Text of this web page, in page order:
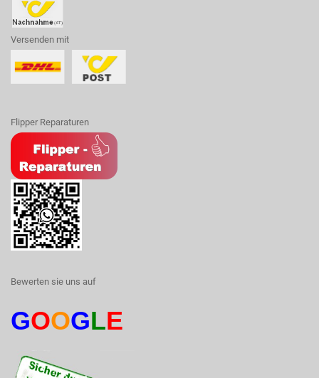
Versenden mit
Flipper Reparaturen
Bewerten sie uns auf
GOOGLE